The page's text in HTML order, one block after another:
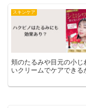
スキンケア
頬のたるみや目元の小
いクリームでケアできる